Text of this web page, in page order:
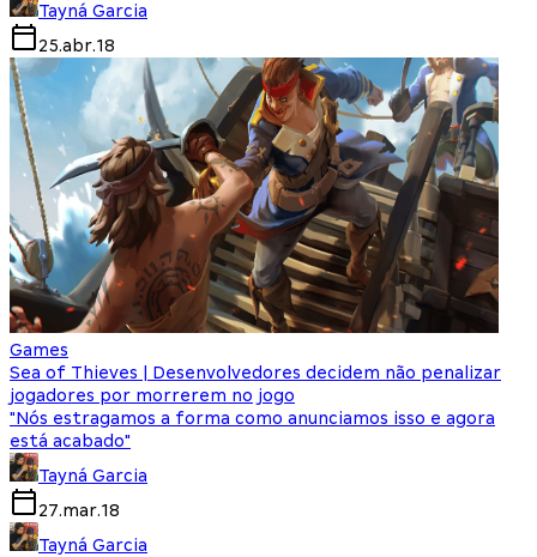
Tayná Garcia
25.abr.18
Games
Sea of Thieves | Desenvolvedores decidem não penalizar
jogadores por morrerem no jogo
"Nós estragamos a forma como anunciamos isso e agora
está acabado"
Tayná Garcia
27.mar.18
Tayná Garcia